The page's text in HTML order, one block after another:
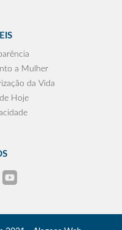
a Mulher
da Vida
Hoje